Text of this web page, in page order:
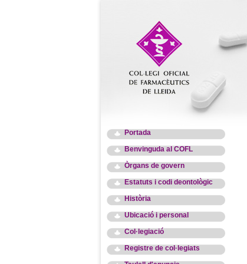
Portada
Benvinguda al COFL
Òrgans de govern
Estatuts i codi deontològic
Història
Ubicació i personal
Col·legiació
Registre de col·legiats